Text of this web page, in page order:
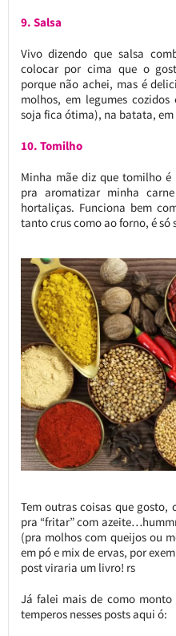
9. Salsa
Vivo dizendo que salsa
colocar por cima que o
porque não achei, mas é
molhos, em legumes
soja fica ótima), na batata,
10. Tomilho
Minha mãe diz que tomilho
pra aromatizar minha
hortaliças. Funciona bem
tanto crus como ao forno, é só
Tem outras coisas que gosto,
pra “fritar” com
(pra molhos com queijos ou
em pó e mix de ervas, por
post viraria um livro! rs
Já falei mais de como
temperos nesses posts aqui ó: